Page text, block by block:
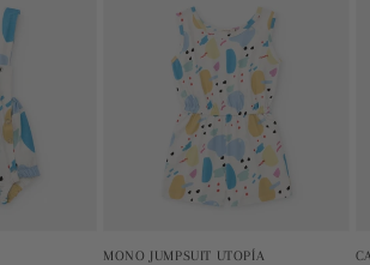
MONO JUMPSUIT UTOPÍA